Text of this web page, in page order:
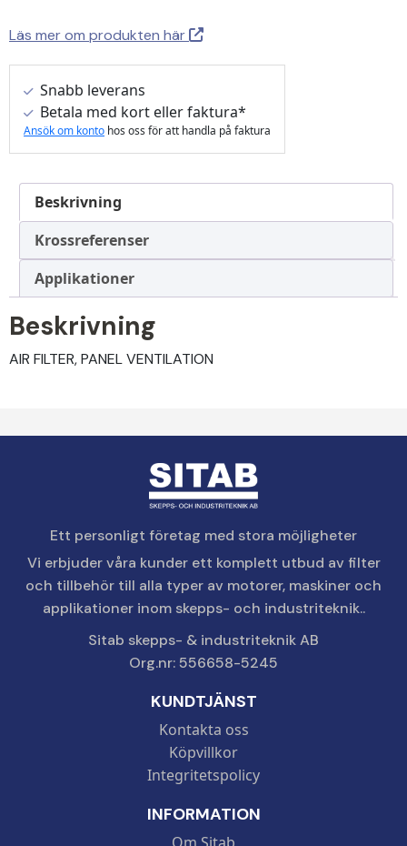
Läs mer om produkten här
Snabb leverans
Betala med kort eller faktura*
Ansök om konto hos oss för att handla på faktura
Beskrivning
Krossreferenser
Applikationer
Beskrivning
AIR FILTER, PANEL VENTILATION
Ett personligt företag med stora möjligheter
Vi erbjuder våra kunder ett komplett utbud av filter
och tillbehör till alla typer av motorer, maskiner och
applikationer inom skepps- och industriteknik..
Sitab skepps- & industriteknik AB
Org.nr: 556658-5245
KUNDTJÄNST
Kontakta oss
Köpvillkor
Integritetspolicy
INFORMATION